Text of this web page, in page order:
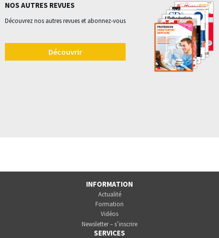
NOS AUTRES REVUES
Découvrez nos autres revues et abonnez-vous
Découvrir
INFORMATION
Actualité
Formation
Vidéos
Newsletter – s’inscrire
SERVICES